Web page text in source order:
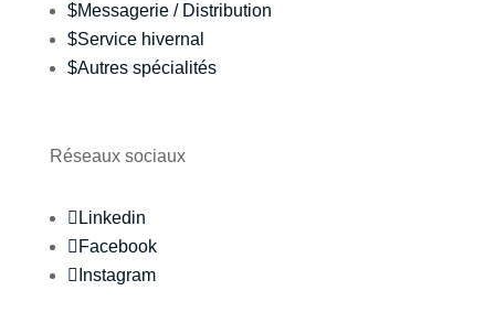
$Messagerie / Distribution
$Service hivernal
$Autres spécialités
Réseaux sociaux
 Linkedin
 Facebook
 Instagram